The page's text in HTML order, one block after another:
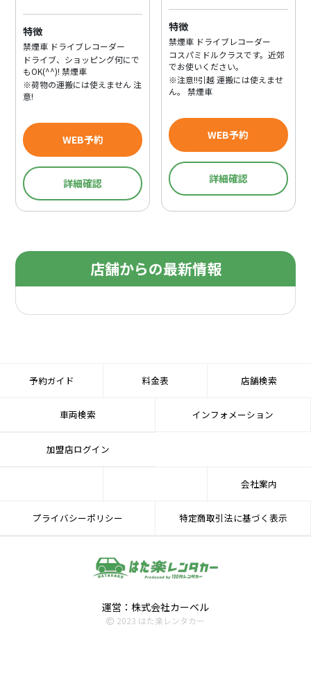
特徴
禁煙車 ドライブレコーダー
ドライブ、ショッピング何にで
もOK(^^)! 禁煙車
※荷物の運搬には使えません 注
意!
WEB予約
詳細確認
特徴
禁煙車 ドライブレコーダー
コスパミドルクラスです。近郊
でお使いください。
※注意!!引越 運搬には使えませ
ん。 禁煙車
WEB予約
詳細確認
店舗からの最新情報
予約ガイド 料金表 店舗検索
車両検索 インフォメーション
加盟店ログイン
会社案内
プライバシーポリシー 特定商取引法に基づく表示
運営：株式会社カーベル
2023 はた楽レンタカー